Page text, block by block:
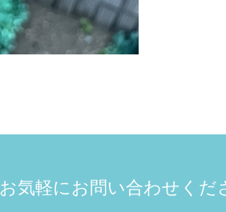
お気軽にお問い合わせくだ